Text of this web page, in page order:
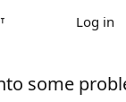
Log in
some